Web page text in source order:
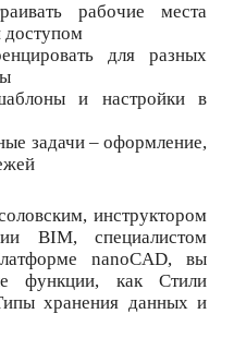
рабочие места
доступом
для разных
и настройки в
задачи – оформление,
инструктором
BIM, специалистом
nanoCAD, вы
функции, как Стили
хранения данных и